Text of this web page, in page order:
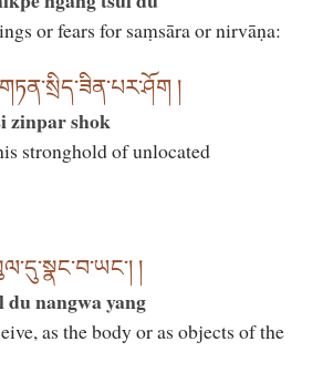
or fears for saṃsāra or nirvāṇa:
།
zinpar shok
stronghold of unlocated
།
nangwa yang
as the body or as objects of the